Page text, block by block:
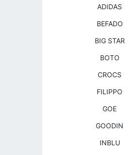
ADIDAS
BEFADO
BIG STAR
BOTO
CROCS
FILIPPO
GOE
GOODIN
INBLU